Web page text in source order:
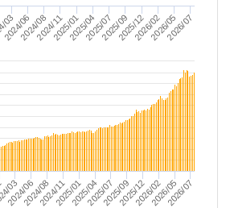
2025/07
03
2024/062024/082024/112025/012025/042025/092025/122026/022026/052026/07
2025/07
03
2024/062024/082024/112025/012025/042025/092025/122026/022026/052026/07